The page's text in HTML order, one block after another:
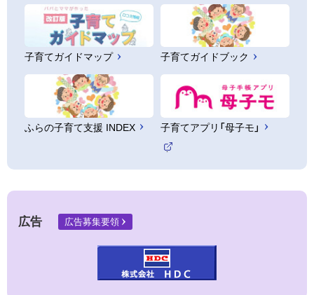
子育てガイドマップ 子育てガイドブック
ふらの子育て支援 INDEX 子育てアプリ「母子モ」
外
サ
広告 広告募集要領